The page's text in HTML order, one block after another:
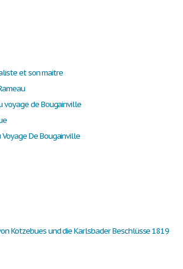
et son maitre
voyage de Bougainville
De Bougainville
Kotzebues und die Karlsbader Beschlüsse 1819